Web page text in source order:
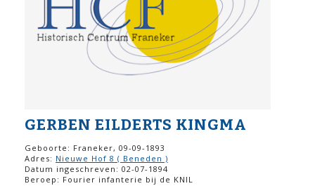
GERBEN EILDERTS KINGMA
Geboorte: Franeker, 09-09-1893
Adres: Nieuwe Hof 8 ( Beneden )
Datum ingeschreven: 02-07-1894
Beroep: Fourier infanterie bij de KNIL